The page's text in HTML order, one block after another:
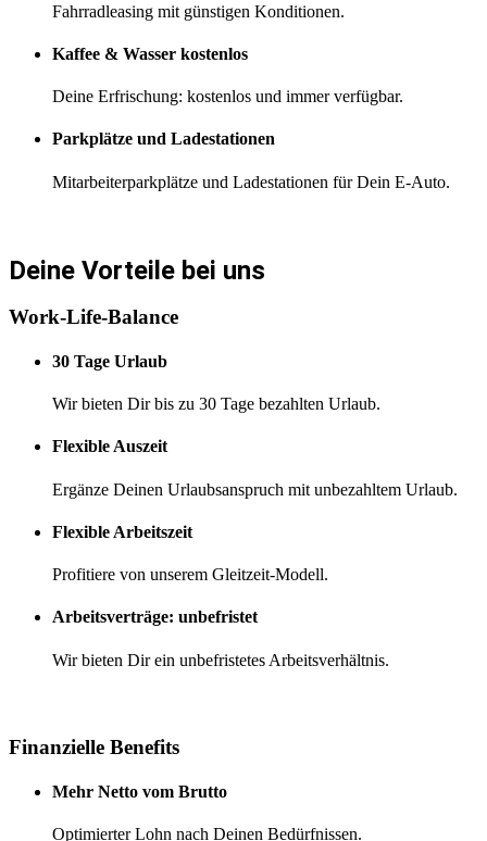
Fahrradleasing mit günstigen Konditionen.
Kaffee & Wasser kostenlos
Deine Erfrischung: kostenlos und immer verfügbar.
Parkplätze und Ladestationen
Mitarbeiterparkplätze und Ladestationen für Dein E-Auto.
Deine Vorteile bei uns
Work-Life-Balance
30 Tage Urlaub
Wir bieten Dir bis zu 30 Tage bezahlten Urlaub.
Flexible Auszeit
Ergänze Deinen Urlaubsanspruch mit unbezahltem Urlaub.
Flexible Arbeitszeit
Profitiere von unserem Gleitzeit-Modell.
Arbeitsverträge: unbefristet
Wir bieten Dir ein unbefristetes Arbeitsverhältnis.
Finanzielle Benefits
Mehr Netto vom Brutto
Optimierter Lohn nach Deinen Bedürfnissen.